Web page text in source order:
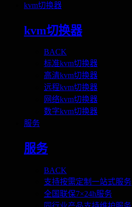
kvm切换器
kvm切换器
BACK
标准kvm切换器
高清kvm切换器
远程kvm切换器
网络kvm切换器
数字kvm切换器
服务
服务
BACK
支持按需定制一站式服务
全国联保7×24h服务